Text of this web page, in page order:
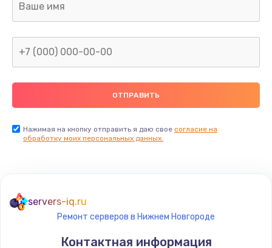
Нажимая на кнопку отправить я даю свое согласие на
обработку моих персональных данных.
servers-iq.ru
Ремонт серверов в Нижнем Новгороде
Контактная информация